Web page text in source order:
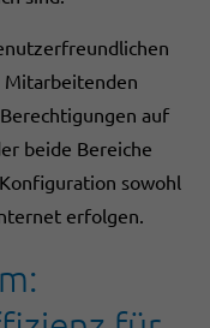
Mitarbeitenden
auf
beide Bereiche
sowohl
erfolgen.